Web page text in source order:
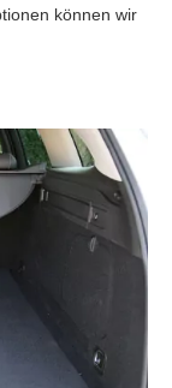
können wir